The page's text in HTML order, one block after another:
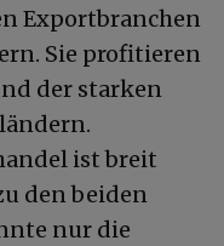
Exportbranchen
Sie profitieren
der starken
ist breit
den beiden
nur die